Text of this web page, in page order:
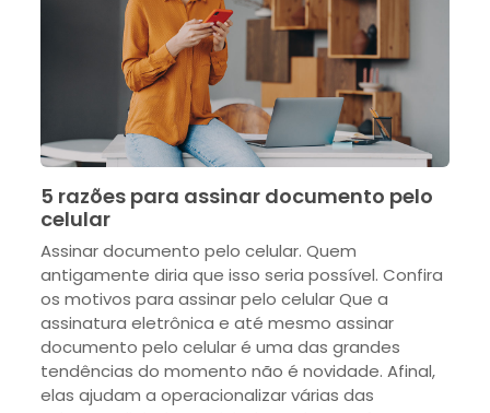
5 razões para assinar documento pelo
celular
Assinar documento pelo celular. Quem
antigamente diria que isso seria possível. Confira
os motivos para assinar pelo celular Que a
assinatura eletrônica e até mesmo assinar
documento pelo celular é uma das grandes
tendências do momento não é novidade. Afinal,
elas ajudam a operacionalizar várias das